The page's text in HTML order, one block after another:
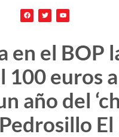
en el BOP
100 euros
año del